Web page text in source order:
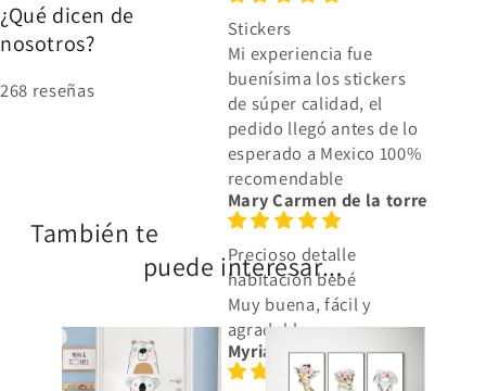
¿Qué dicen de
nosotros?
268 reseñas
Stickers
Mi experiencia fue
buenísima los stickers
de súper calidad, el
pedido llegó antes de lo
esperado a Mexico 100%
recomendable
Mary Carmen de la torre
Precioso detalle
habitación bebé
Muy buena, fácil y
agradable
Myriam Caro
También te
puede interesar...